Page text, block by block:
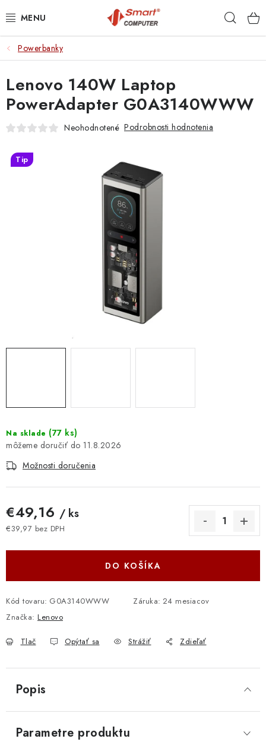
na
NOTEBOOKY
MOBILNÉ ZARIADENIA
PC A KOMPONENTY
ZNAČKY
Obchodné podmienky
Ochrana osobných údajov
Moja objednávka
Formuláre na stiahnutie
Powerbanky
Na sklade (77 ks)
11.8.2026
Možnosti doručenia
€49,16 / ks
€39,97 bez DPH
DO KOŠÍKA
Kód tovaru: G0A3140WWW Záruka: 24 mesiacov
Značka: Lenovo
Tlač Opýtať sa Strážiť Zdieľať
Lenovo 140W Laptop
PowerAdapter G0A3140WWW
Neohodnotené Podrobnosti hodnotenia
Tip
Popis
Parametre produktu